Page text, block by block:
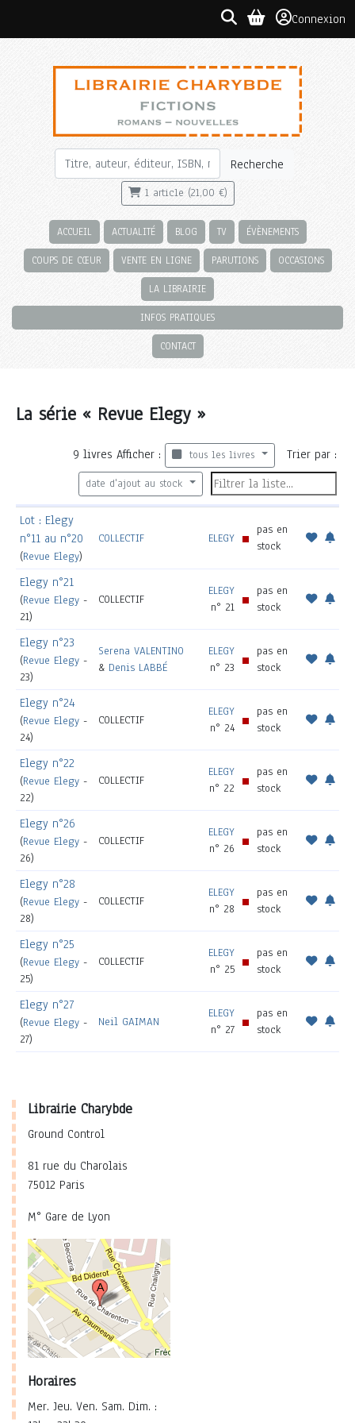
Connexion
Recherche
1 article (21,00 €)
ACCUEIL ACTUALITÉ BLOG TV ÉVÈNEMENTS
COUPS DE CŒUR VENTE EN LIGNE PARUTIONS OCCASIONS
LA LIBRAIRIE
INFOS PRATIQUES
CONTACT
La série « Revue Elegy »
9 livresAfficher : tous les livres Trier par :
date d'ajout au stock
Lot : Elegy
n°11 au n°20
(Revue Elegy)
COLLECTIF ELEGY
pas en
stock
Elegy n°21
(Revue Elegy -
21)
COLLECTIF
ELEGY
n° 21
pas en
stock
Elegy n°23
(Revue Elegy -
23)
Serena VALENTINO
& Denis LABBÉ
ELEGY
n° 23
pas en
stock
Elegy n°24
(Revue Elegy -
24)
COLLECTIF
ELEGY
n° 24
pas en
stock
Elegy n°22
(Revue Elegy -
22)
COLLECTIF
ELEGY
n° 22
pas en
stock
Elegy n°26
(Revue Elegy -
26)
COLLECTIF
ELEGY
n° 26
pas en
stock
Elegy n°28
(Revue Elegy -
28)
COLLECTIF
ELEGY
n° 28
pas en
stock
Elegy n°25
(Revue Elegy -
25)
COLLECTIF
ELEGY
n° 25
pas en
stock
Elegy n°27
(Revue Elegy -
27)
Neil GAIMAN
ELEGY
n° 27
pas en
stock
Librairie Charybde
Ground Control
81 rue du Charolais
75012 Paris
M° Gare de Lyon
Horaires
Mer. Jeu. Ven. Sam. Dim. :